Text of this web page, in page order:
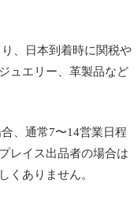
、日本到着時に関税や
ュエリー、革製品など
、通常7〜14営業日程
レイス出品者の場合は
くありません。